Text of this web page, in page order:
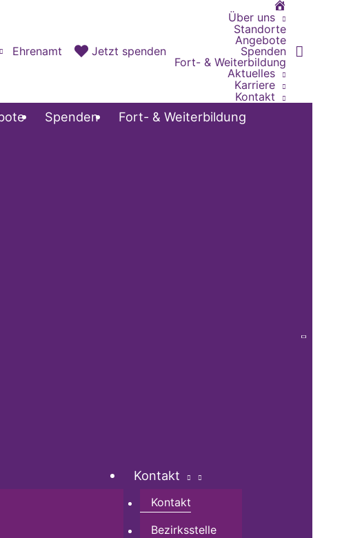
Ehrenamt Jetzt spenden
Über uns
Standorte
Angebote
Spenden
Fort- & Weiterbildung
Aktuelles
Karriere
Kontakt
Spenden Fort- & Weiterbildung
Kontakt
Kontakt
Bezirksstelle